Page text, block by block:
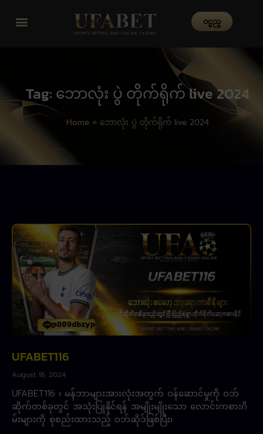
၀င္မည္
Tag: ဘောလုံး ပွဲ တိုက်ရိုက် live 2024
Home» ဘောလုံး ပွဲ တိုက်ရိုက် live 2024
UFABET116
August 18, 2024
UFABET116 ၊ မန်ဘာများအားလုံးအတွက် ဝန်ဆောင်မှုကို ဝဘ်
ဆိုက်တစ်ခုတွင် အသုံးပြုနိုင်ရန် အမျိုးမျိုးသော လောင်းကစားဂိ
မ်းများကို စုစည်းထားသည့် ဝဘ်ဆိုဒ်ဖြစ်ပြီး၊